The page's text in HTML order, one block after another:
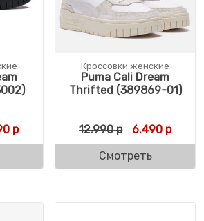
цена составляла 13.990
рТекущая цена: 6.990 р.
Кроссовки женские
Puma Cali Dream
Thrifted (389869-01)
12.990р 6.490 р
Смотреть